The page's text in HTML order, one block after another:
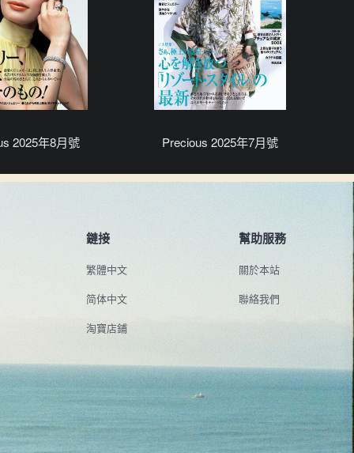
2025年8月號 Precious 2025年7月號
鏈接
繁體中文
简体中文
淘寶店鋪
幫助服務
關於本站
聯絡我們